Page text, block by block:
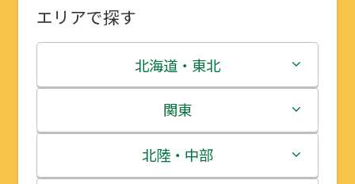
エリアで探す
北海道・東北
北海道
青森県
関東
茨城県
北陸・中部